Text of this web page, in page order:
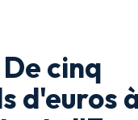
De cinq
d'euros